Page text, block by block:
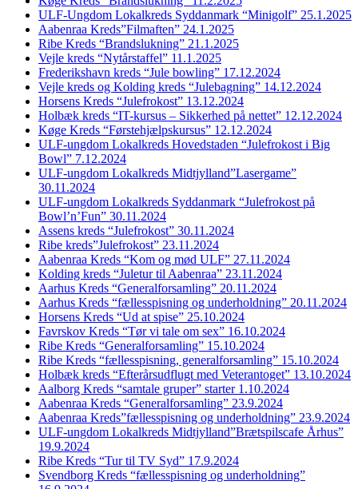
ULF-Ungdom Lokalkreds Syddanmark “Minigolf” 25.1.2025
Aabenraa Kreds”Filmaften” 24.1.2025
Ribe Kreds “Brandslukning” 21.1.2025
Vejle kreds “Nytårstaffel” 11.1.2025
Frederikshavn kreds “Jule bowling” 17.12.2024
Vejle kreds og Kolding kreds “Julebagning” 14.12.2024
Horsens Kreds “Julefrokost” 13.12.2024
Holbæk kreds “IT-kursus – Sikkerhed på nettet” 12.12.2024
Køge Kreds “Førstehjælpskursus” 12.12.2024
ULF-ungdom Lokalkreds Hovedstaden “Julefrokost i Big
Bowl” 7.12.2024
ULF-ungdom Lokalkreds Midtjylland”Lasergame”
30.11.2024
ULF-ungdom Lokalkreds Syddanmark “Julefrokost på
Bowl’n’Fun” 30.11.2024
Assens kreds “Julefrokost” 30.11.2024
Ribe kreds”Julefrokost” 23.11.2024
Aabenraa Kreds “Kom og mød ULF” 27.11.2024
Kolding kreds “Juletur til Aabenraa” 23.11.2024
Aarhus Kreds “Generalforsamling” 20.11.2024
Aarhus Kreds “fællesspisning og underholdning” 20.11.2024
Horsens Kreds “Ud at spise” 25.10.2024
Favrskov Kreds “Tør vi tale om sex” 16.10.2024
Ribe Kreds “Generalforsamling” 15.10.2024
Ribe Kreds “fællesspisning, generalforsamling” 15.10.2024
Holbæk kreds “Efterårsudflugt med Veterantoget” 13.10.2024
Aalborg Kreds “samtale gruper” starter 1.10.2024
Aabenraa Kreds “Generalforsamling” 23.9.2024
Aabenraa Kreds”fællesspisning og underholdning” 23.9.2024
ULF-ungdom Lokalkreds Midtjylland”Brætspilscafe Århus”
19.9.2024
Ribe Kreds “Tur til TV Syd” 17.9.2024
Svendborg Kreds “fællesspisning og underholdning”